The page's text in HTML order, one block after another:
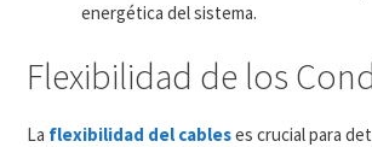
energética del sistema.
Flexibilidad de los
La flexibilidad del cableses crucial para